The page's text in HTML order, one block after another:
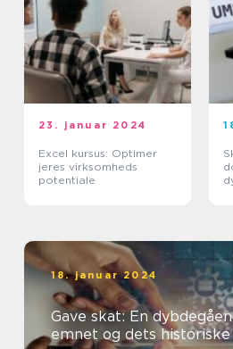
23. januar 2024
Excel kursus: Optimer
jeres virksomheds
potentiale
18. januar 2024
Gave skat: En
emnet og dets